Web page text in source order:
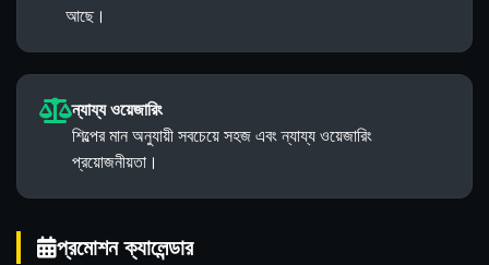
আছে।
ন্যায্য ওয়েজারিং
শিল্পের মান অনুযায়ী সবচেয়ে সহজ এবং ন্যায্য ওয়েজারিং
প্রয়োজনীয়তা।
প্রমোশন ক্যালেন্ডার